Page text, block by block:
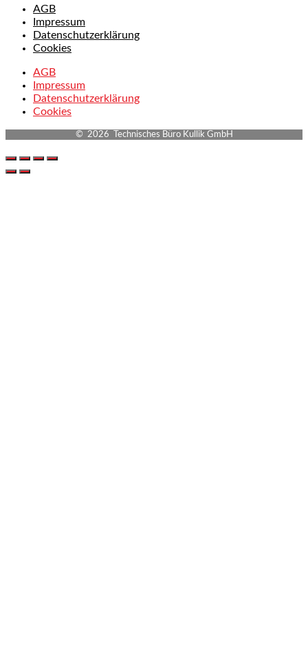
AGB
Impressum
Datenschutzerklärung
Cookies
AGB
Impressum
Datenschutzerklärung
Cookies
© 2026 Technisches Büro Kullik GmbH